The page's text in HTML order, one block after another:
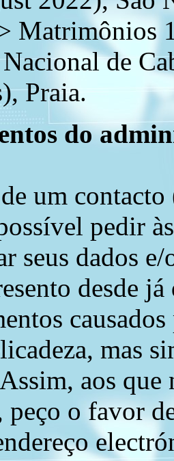
Matrimônios
de
Praia.
do
um
pedir
seus dados
desde
mas
aos
peço o favor